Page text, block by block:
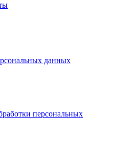
данных
персональных